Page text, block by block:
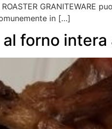
GRANITEWARE
in […]
al forno